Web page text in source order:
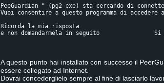
PeeGuardian " (pg2 exe) sta cercando di
Vuoi consentire a questo programma di accedere
Ricorda la mia risposta
e non domandarmela in seguito
A questo punto hai installato con successo il
essere collegato ad Internet.
Dovrai concederglielo sempre al fine di lasciarlo